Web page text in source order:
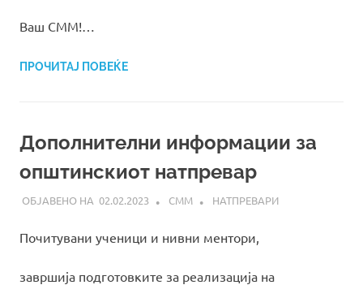
Ваш СММ!…
ПРОЧИТАЈ ПОВЕЌЕ
Дополнителни информации за
општинскиот натпревар
02.02.2023 СММ НАТПРЕВАРИ
Почитувани ученици и нивни ментори,
завршија подготовките за реализација на